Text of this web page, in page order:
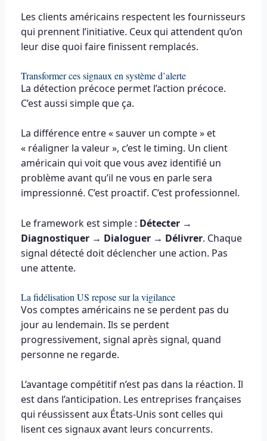
Les clients américains respectent les fournisseurs
qui prennent l’initiative. Ceux qui attendent qu’on
leur dise quoi faire finissent remplacés.
Transformer ces signaux en système d’alerte
La détection précoce permet l’action précoce.
C’est aussi simple que ça.
La différence entre « sauver un compte » et
« réaligner la valeur », c’est le timing. Un client
américain qui voit que vous avez identifié un
problème avant qu’il ne vous en parle sera
impressionné. C’est proactif. C’est professionnel.
Le framework est simple : Détecter →
Diagnostiquer → Dialoguer → Délivrer. Chaque
signal détecté doit déclencher une action. Pas
une attente.
La fidélisation US repose sur la vigilance
Vos comptes américains ne se perdent pas du
jour au lendemain. Ils se perdent
progressivement, signal après signal, quand
personne ne regarde.
L’avantage compétitif n’est pas dans la réaction. Il
est dans l’anticipation. Les entreprises françaises
qui réussissent aux États-Unis sont celles qui
lisent ces signaux avant leurs concurrents.